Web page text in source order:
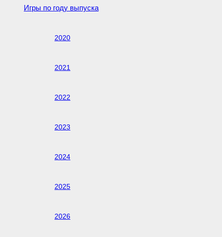
Игры по году выпуска
2020
2021
2022
2023
2024
2025
2026